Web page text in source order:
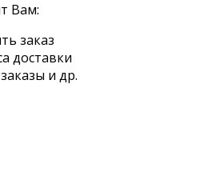
Вам:
заказ
доставки
и др.